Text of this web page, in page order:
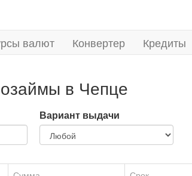
валют Конвертер Кредиты
в Чепце
Вариант выдачи